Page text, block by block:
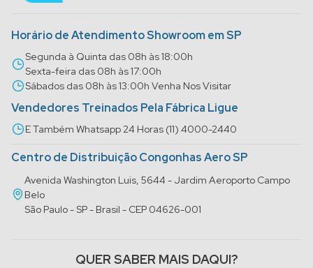
Horário de Atendimento Showroom em SP
Segunda à Quinta das 08h às 18:00h
Sexta-feira das 08h às 17:00h
Sábados das 08h às 13:00h Venha Nos Visitar
Vendedores Treinados Pela Fábrica Ligue
E Também Whatsapp 24 Horas (11) 4000-2440
Centro de Distribuição Congonhas Aero SP
Avenida Washington Luis, 5644 - Jardim Aeroporto Campo
Belo
São Paulo - SP - Brasil - CEP 04626-001
QUER SABER MAIS DAQUI?